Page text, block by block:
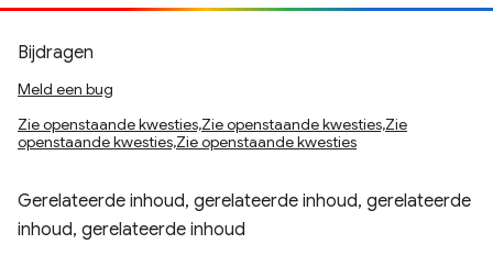
Bijdragen
Meld een bug
Zie openstaande kwesties,Zie openstaande kwesties,Zie
openstaande kwesties,Zie openstaande kwesties
Gerelateerde inhoud, gerelateerde inhoud, gerelateerde
inhoud, gerelateerde inhoud